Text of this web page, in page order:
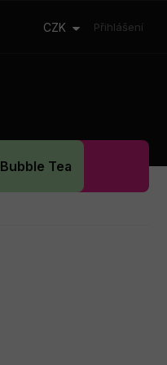
CZK Přihlášení
Bubble Tea